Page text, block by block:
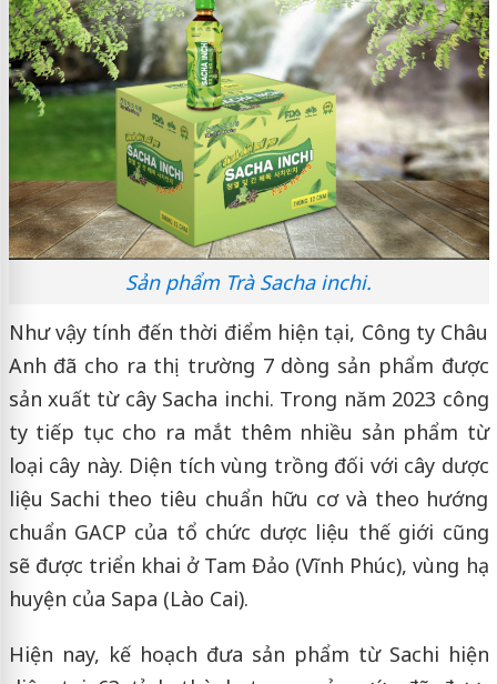
Sản phẩm Trà Sacha inchi.
Như vậy tính đến thời điểm hiện tại, Công ty Châu
Anh đã cho ra thị trường 7 dòng sản phẩm được
sản xuất từ cây Sacha inchi. Trong năm 2023 công
ty tiếp tục cho ra mắt thêm nhiều sản phẩm từ
loại cây này. Diện tích vùng trồng đối với cây dược
liệu Sachi theo tiêu chuẩn hữu cơ và theo hướng
chuẩn GACP của tổ chức dược liệu thế giới cũng
sẽ được triển khai ở Tam Đảo (Vĩnh Phúc), vùng hạ
huyện của Sapa (Lào Cai).
Hiện nay, kế hoạch đưa sản phẩm từ Sachi hiện